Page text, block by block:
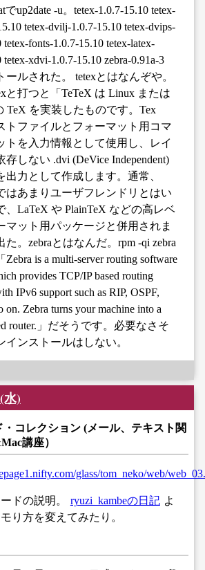
でup2date -u。tetex-1.0.7-15.10 tetex-
tetex-dvilj-1.0.7-15.10 tetex-dvips-
tetex-fonts-1.0.7-15.10 tetex-latex-
tetex-xdvi-1.0.7-15.10 zebra-0.91a-3
ールされた。 tetexとはなんぞや。
と打つと「TeTeX は Linux または
TeX を実装したものです。Tex
トファイルとフォーマット用コマ
トを入力情報として使用し、レイ
存しない .dvi (DeVice Independent)
出力として作成します。通常、
はあまりユーザフレンドリとはい
、LaTeX や PlainTeX などの高レベ
マット用パッケージと併用されま
た。zebraとはなんだ。rpm -qi zebra
is a multi-server routing software
provides TCP/IP based routing
IPv6 support such as RIP, OSPF,
on. Zebra turns your machine into a
router.」だそうです。必要なさそ
インストールはしない。
水)
コレクション (メール、テキスト関
講座）
glass/tom_neko/web/
ドの説明。 ryuzi_kambeの日記 よ
り方を変えてみたり。